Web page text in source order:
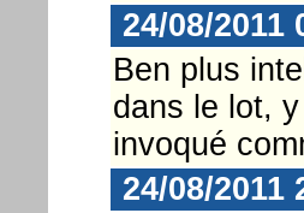
24/08/2011
Ben plus
dans le lot,
invoqué
24/08/